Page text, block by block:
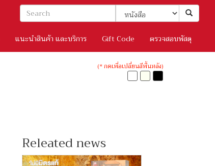
แนะนำสินค้า และบริการ Gift Code ตรวจสอบพัสดุ
(* กดเพื่อเปลี่ยนสีพื้นหลัง)
Releated news